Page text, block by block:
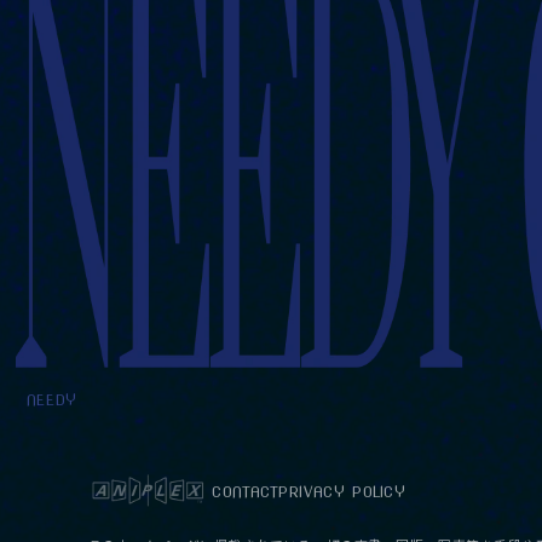
NEEDY
CONTACTPRIVACY POLICY